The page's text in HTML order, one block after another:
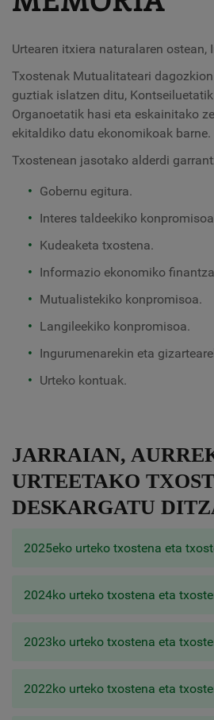
Urtearen itxiera naturalaren ostean,
Txostenak Mutualitateari
guztiak islatzen ditu,
Organoetatik hasi eta eskainitako
ekitaldiko datu ekonomikoak barne.
Txostenean jasotako alderdi
Gobernu egitura.
Interes taldeekiko
Kudeaketa txostena.
Informazio ekonomiko
Mutualistekiko konpromisoa.
Langileekiko konpromisoa.
Ingurumenarekin eta
Urteko kontuak.
JARRAIAN,
URTEETAKO
DESKARGATU
2025eko urteko txostena eta
2024ko urteko txostena eta
2023ko urteko txostena eta
2022ko urteko txostena eta